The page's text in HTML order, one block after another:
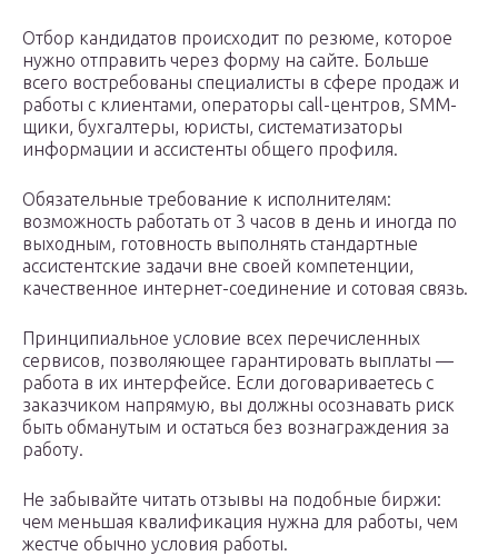
Отбор кандидатов происходит по резюме, которое
нужно отправить через форму на сайте. Больше
всего востребованы специалисты в сфере продаж и
работы с клиентами, операторы call-центров, SMM-
щики, бухгалтеры, юристы, систематизаторы
информации и ассистенты общего профиля.
Обязательные требование к исполнителям:
возможность работать от 3 часов в день и иногда по
выходным, готовность выполнять стандартные
ассистентские задачи вне своей компетенции,
качественное интернет-соединение и сотовая связь.
Принципиальное условие всех перечисленных
сервисов, позволяющее гарантировать выплаты —
работа в их интерфейсе. Если договариваетесь с
заказчиком напрямую, вы должны осознавать риск
быть обманутым и остаться без вознаграждения за
работу.
Не забывайте читать отзывы на подобные биржи:
чем меньшая квалификация нужна для работы, чем
жестче обычно условия работы.